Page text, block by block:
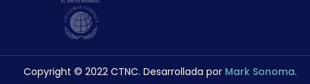
Copyright © 2022 CTNC. Desarrollada por Mark Sonoma.